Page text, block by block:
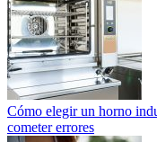
Cómo elegir un horno
cometer errores